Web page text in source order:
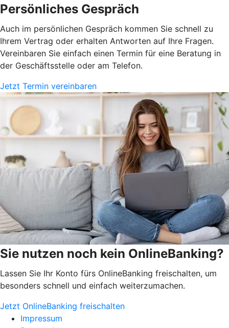
Persönliches Gespräch
Auch im persönlichen Gespräch kommen Sie schnell zu
Ihrem Vertrag oder erhalten Antworten auf Ihre Fragen.
Vereinbaren Sie einfach einen Termin für eine Beratung in
der Geschäftsstelle oder am Telefon.
Jetzt Termin vereinbaren
Sie nutzen noch kein OnlineBanking?
Lassen Sie Ihr Konto fürs OnlineBanking freischalten, um
besonders schnell und einfach weiterzumachen.
Jetzt OnlineBanking freischalten
Impressum